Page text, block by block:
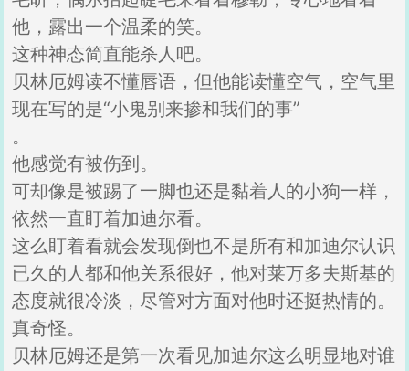
他，露出一个温柔的笑。
这种神态简直能杀人吧。
贝林厄姆读不懂唇语，但他能读懂空气，空气里
现在写的是“小鬼别来掺和我们的事”
。
他感觉有被伤到。
可却像是被踢了一脚也还是黏着人的小狗一样，
依然一直盯着加迪尔看。
这么盯着看就会发现倒也不是所有和加迪尔认识
已久的人都和他关系很好，他对莱万多夫斯基的
态度就很冷淡，尽管对方面对他时还挺热情的。
真奇怪。
贝林厄姆还是第一次看见加迪尔这么明显地对谁